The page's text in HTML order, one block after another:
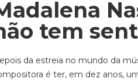
tem
da estreia no mundo da
é ter, em dez anos,